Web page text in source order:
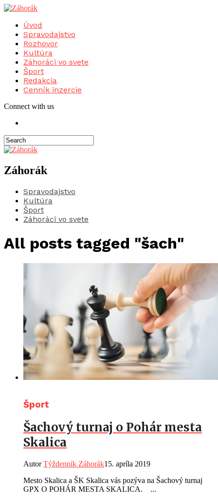
Úvod
Spravodajstvo
Rozhovor
Kultúra
Záhoráci vo svete
Šport
Redakcia
Cenník inzercie
Connect with us
Záhorák
Spravodajstvo
Kultúra
Šport
Záhoráci vo svete
All posts tagged "šach"
Šport
Šachový turnaj o Pohár mesta
Skalica
AutorTýždenník Záhorák15. apríla 2019
Mesto Skalica a ŠK Skalica vás pozýva na Šachový turnaj
GPX O POHÁR MESTA SKALICA. ...